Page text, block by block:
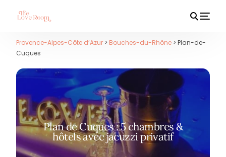
Provence-Alpes-Côte d’Azur > Bouches-du-Rhône > Plan-de-
Cuques
Plan de Cuques : 5 chambres &
hôtels avec jacuzzi privatif